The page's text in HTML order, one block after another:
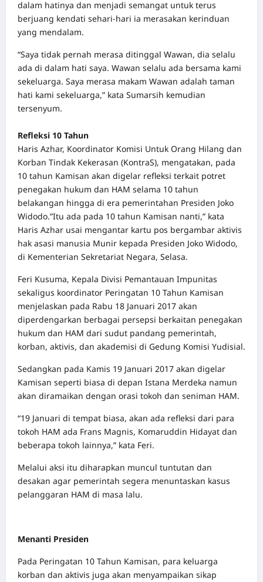
dalam hatinya dan menjadi semangat untuk terus
berjuang kendati sehari-hari ia merasakan kerinduan
yang mendalam.
“Saya tidak pernah merasa ditinggal Wawan, dia selalu
ada di dalam hati saya. Wawan selalu ada bersama kami
sekeluarga. Saya merasa makam Wawan adalah taman
hati kami sekeluarga,” kata Sumarsih kemudian
tersenyum.
Refleksi 10 Tahun
Haris Azhar, Koordinator Komisi Untuk Orang Hilang dan
Korban Tindak Kekerasan (KontraS), mengatakan, pada
10 tahun Kamisan akan digelar refleksi terkait potret
penegakan hukum dan HAM selama 10 tahun
belakangan hingga di era pemerintahan Presiden Joko
Widodo.”Itu ada pada 10 tahun Kamisan nanti,” kata
Haris Azhar usai mengantar kartu pos bergambar aktivis
hak asasi manusia Munir kepada Presiden Joko Widodo,
di Kementerian Sekretariat Negara, Selasa.
Feri Kusuma, Kepala Divisi Pemantauan Impunitas
sekaligus koordinator Peringatan 10 Tahun Kamisan
menjelaskan pada Rabu 18 Januari 2017 akan
diperdengarkan berbagai persepsi berkaitan penegakan
hukum dan HAM dari sudut pandang pemerintah,
korban, aktivis, dan akademisi di Gedung Komisi Yudisial.
Sedangkan pada Kamis 19 Januari 2017 akan digelar
Kamisan seperti biasa di depan Istana Merdeka namun
akan diramaikan dengan orasi tokoh dan seniman HAM.
“19 Januari di tempat biasa, akan ada refleksi dari para
tokoh HAM ada Frans Magnis, Komaruddin Hidayat dan
beberapa tokoh lainnya,” kata Feri.
Melalui aksi itu diharapkan muncul tuntutan dan
desakan agar pemerintah segera menuntaskan kasus
pelanggaran HAM di masa lalu.
Menanti Presiden
Pada Peringatan 10 Tahun Kamisan, para keluarga
korban dan aktivis juga akan menyampaikan sikap